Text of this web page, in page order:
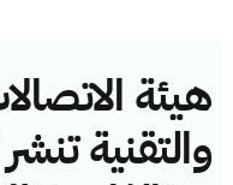
هيئة
والتقنية